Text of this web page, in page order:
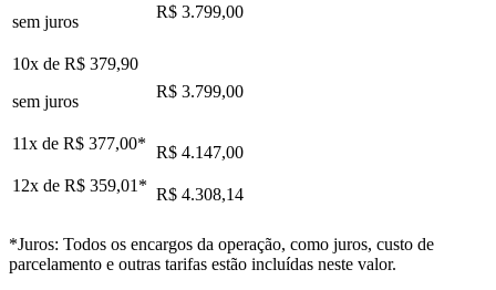
sem juros
R$ 3.799,00
10x de R$ 379,90
sem juros
R$ 3.799,00
11x de R$ 377,00* R$ 4.147,00
12x de R$ 359,01 * R$ 4.308,14
*Juros: Todos os encargos da operação, como juros, custo de
parcelamento e outras tarifas estão incluídas neste valor.